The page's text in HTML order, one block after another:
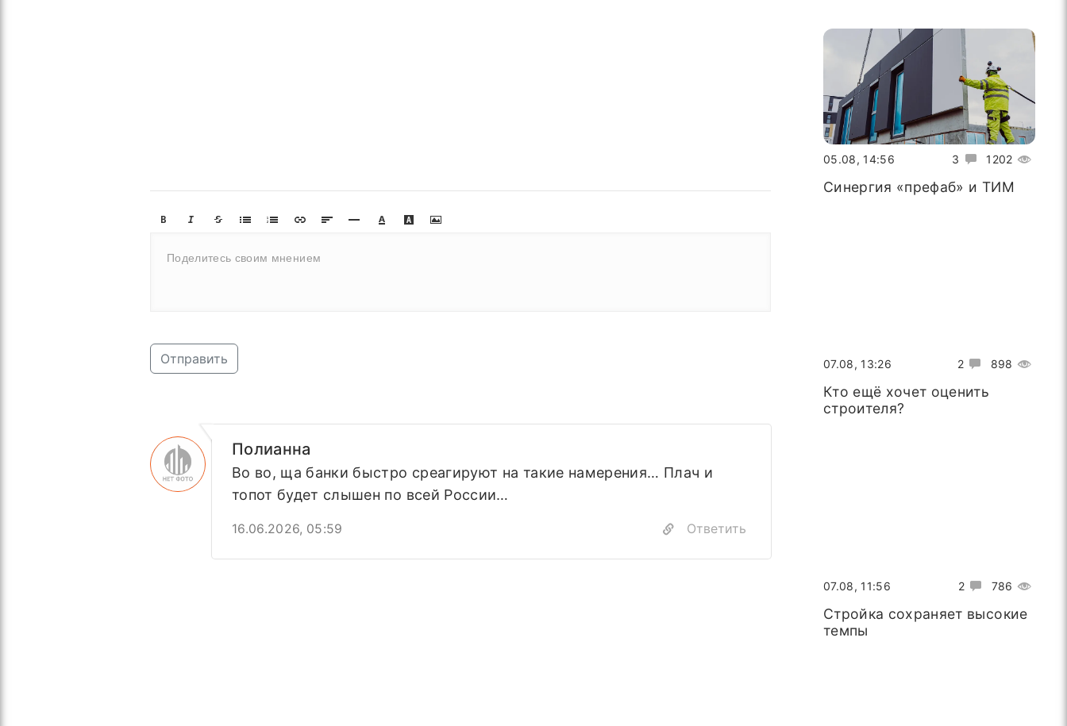
Отправить
Полианна
Во во, ща банки быстро среагируют на такие намерения… Плач и
топот будет слышен по всей России…
16.06.2026, 05:59 Ответить
3 1202
05.08, 14:56
Синергия «префаб» и ТИМ
2 898
07.08, 13:26
Кто ещё хочет оценить
строителя?
2 786
07.08, 11:56
Стройка сохраняет высокие
темпы